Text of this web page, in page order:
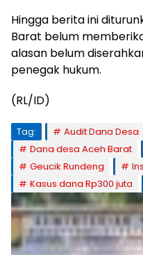
Hingga berita ini
Barat belum
alasan belum
penegak hukum.
(RL/ID)
Tag: Audit Dana Desa
Dana desa Aceh Barat
Geucik Rundeng
Kasus dana Rp300 juta